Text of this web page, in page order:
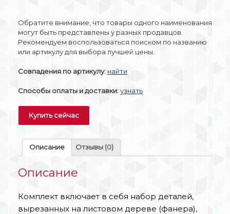
Обратите внимание, что товары одного наименования
могут быть представлены у разных продавцов.
Рекомендуем воспользоваться поиском по названию
или артикулу для выбора лучшей цены.
Совпадения по артикулу: найти
Способы оплаты и доставки:узнать
Купить сейчас
Описание Отзывы (0)
Описание
Комплект включает в себя набор деталей,
вырезанных на листовом дереве (фанера),